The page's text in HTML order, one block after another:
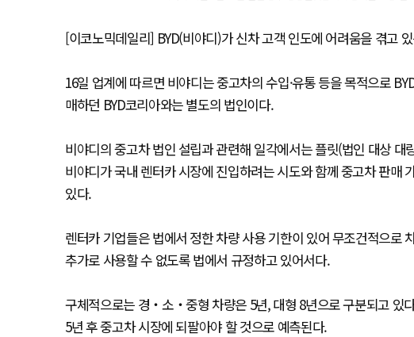
[이코노믹데일리] BYD(비야디)가 신차 고객 인도에 어려움을 겪고
16일 업계에 따르면 비야디는 중고차의 수입·유통 등을 목적으로
매하던 BYD코리아와는 별도의 법인이다.
비야디의 중고차 법인 설립과 관련해 일각에서는 플릿(법인 대상
비야디가 국내 렌터카 시장에 진입하려는 시도와 함께 중고차 판매
있다.
렌터카 기업들은 법에서 정한 차량 사용 기한이 있어 무조건적으로
추가로 사용할 수 없도록 법에서 규정하고 있어서다.
구체적으로는 경‧소‧중형 차량은 5년, 대형 8년으로 구분되고 있
5년 후 중고차 시장에 되팔아야 할 것으로 예측된다.